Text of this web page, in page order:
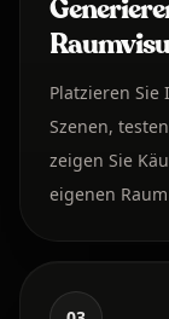
Platzieren
Szenen,
zeigen Sie
eigenen